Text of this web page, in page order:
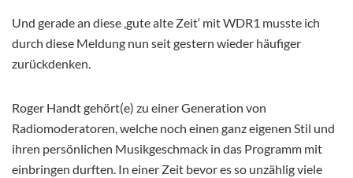
Und gerade an diese ‚gute alte Zeit‘ mit WDR1 musste ich
durch diese Meldung nun seit gestern wieder häufiger
zurückdenken.
Roger Handt gehört(e) zu einer Generation von
Radiomoderatoren, welche noch einen ganz eigenen Stil und
ihren persönlichen Musikgeschmack in das Programm mit
einbringen durften. In einer Zeit bevor es so unzählig viele